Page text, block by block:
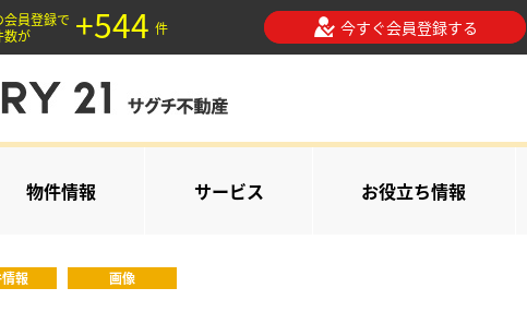
員登録で
数が
+544 件 今すぐ会員登録する
物件情報 サービス お役立ち情報
報 画像